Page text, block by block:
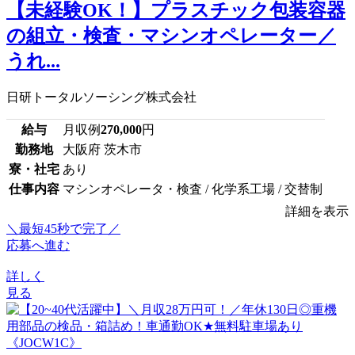
【未経験OK！】プラスチック包装容器
の組立・検査・マシンオペレーター／
うれ...
日研トータルソーシング株式会社
給与 月収例270,000円
勤務地
大阪府 茨木市
寮・社宅 あり
仕事内容 マシンオペレータ・検査 / 化学系工場 / 交替制
詳細を表示
＼最短45秒で完了／
応募へ進む
詳しく
見る